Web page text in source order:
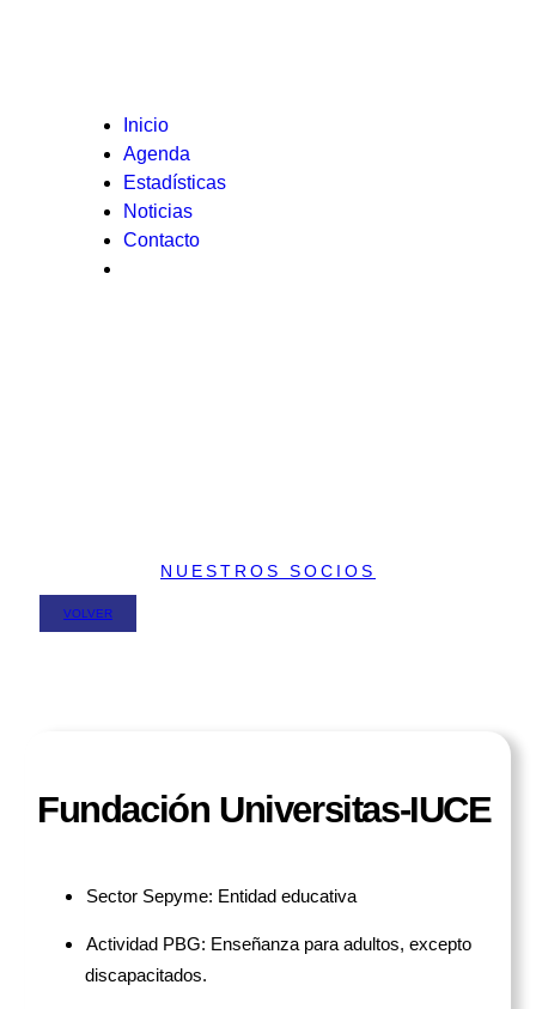
Inicio
Agenda
Estadísticas
Noticias
Contacto
NUESTROS SOCIOS
VOLVER
Fundación Universitas-IUCE
Sector Sepyme: Entidad educativa
Actividad PBG: Enseñanza para adultos, excepto
discapacitados.